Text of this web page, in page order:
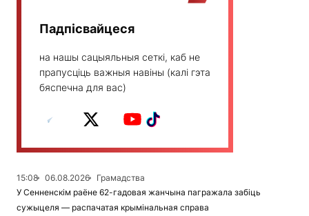
Падпісвайцеся
на нашы сацыяльныя сеткі, каб не
прапусціць важныя навіны (калі гэта
бяспечна для вас)
15:08 06.08.2026
Грамадства
У Сенненскім раёне 62-гадовая жанчына пагражала забіць
сужыцеля — распачатая крымінальная справа